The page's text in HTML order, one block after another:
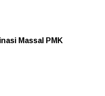
Massal PMK